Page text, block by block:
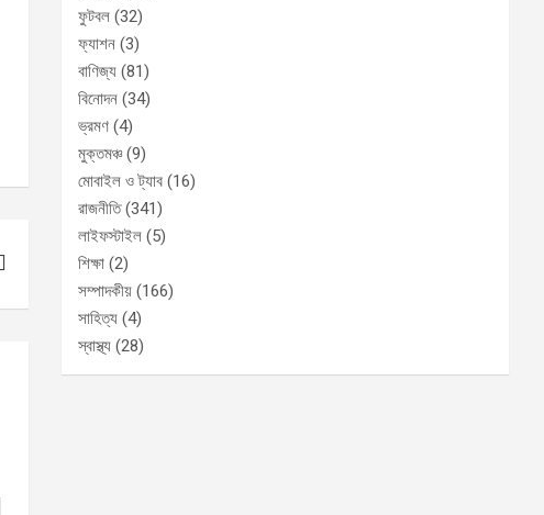
ফুটবল (32)
ফ্যাশন (3)
বাণিজ্য (81)
বিনোদন (34)
ভ্রমণ (4)
মুক্তমঞ্চ(9)
মোবাইল ও ট্যাব (16)
রাজনীতি(341)
লাইফস্টাইল (5)
শিক্ষা (2)
সম্পাদকীয় (166)
সাহিত্য (4)
স্বাস্থ্য (28)